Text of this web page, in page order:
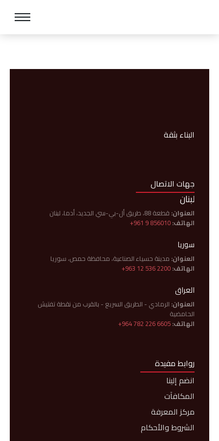
البناء بثقة
جهات الاتصال
لبنان
العنوان: قطعة 88، طريق أل-بي-سي الجديد، أدما، لبنان
الهاتف:+961 9 856010
سوريا
العنوان: مدينة حسياء الصناعية، محافظة حمص، سوريا
الهاتف:+963 12 536 2200
العراق
العنوان: الرمادي - الطريق السريع - بالقرب من نقطة تفتيش
الحامضية
الهاتف:+964 782 226 6605
روابط مفيدة
انضم إلينا
المكافآت
مركز المعرفة
الشروط والأحكام